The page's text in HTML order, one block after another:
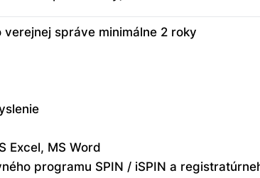
správe minimálne 2 roky
Excel, MS Word
programu SPIN / iSPIN a